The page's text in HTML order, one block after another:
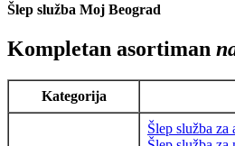
Šlep služba Moj Beograd
Kompletan asortiman
Kategorija
Šlep služba za